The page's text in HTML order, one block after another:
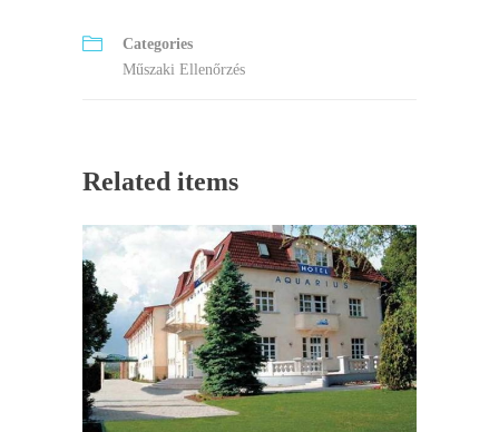
Categories
Műszaki Ellenőrzés
Related items